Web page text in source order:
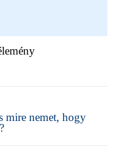
mire nemet, hogy